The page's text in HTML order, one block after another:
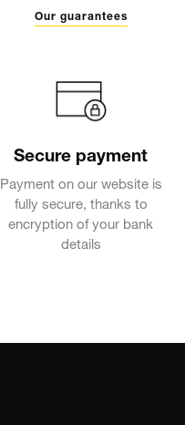
Our guarantees
Secure payment
Payment on our website is
fully secure, thanks to
encryption of your bank
details